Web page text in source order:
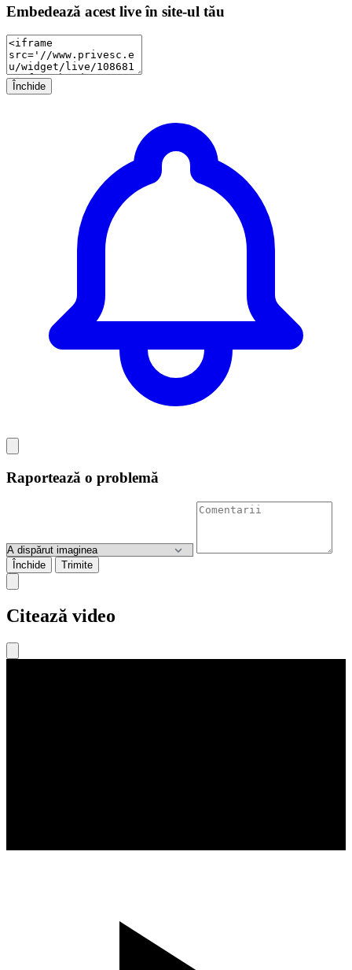
Embedează acest live în site-ul tău
Închide
Raportează o problemă
Închide Trimite
Citează video